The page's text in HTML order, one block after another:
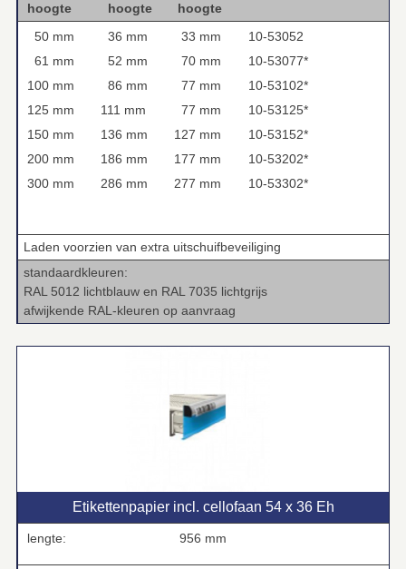
hoogte hoogte hoogte
50 mm
36 mm 33 mm
10-53052
61 mm
52 mm 70 mm
10-53077*
100 mm
86 mm 77 mm
10-53102*
125 mm
111 mm 77 mm
10-53125*
150 mm
136 mm 127 mm
10-53152*
200 mm
186 mm 177 mm
10-53202*
300 mm
286 mm 277 mm 10-53302*
Laden voorzien van extra uitschuifbeveiliging
standaardkleuren:
RAL 5012 lichtblauw en RAL 7035 lichtgrijs
afwijkende RAL-kleuren op aanvraag
Etikettenpapier incl. cellofaan 54 x 36 Eh
lengte: 956 mm